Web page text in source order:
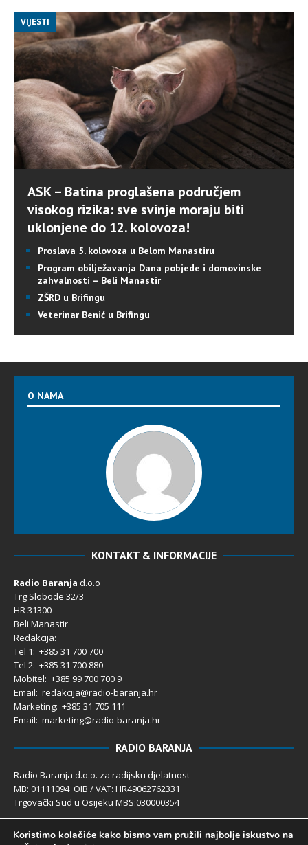
VIJESTI
ASK – Batina proglašena područjem
visokog rizika: sve svinje moraju biti
uklonjene do 12. kolovoza!
Proslava 5. kolovoza u Belom Manastiru
Program obilježavanja Dana pobjede i domovinske
zahvalnosti – Beli Manastir
ZŠRD u Brifingu
Veterinar Benić u Brifingu
O NAMA
KONTAKT & INFORMACIJE
Radio Baranja d.o.o
Trg Slobode 32/3
HR 31300
Beli Manastir
Redakcija:
Tel 1: +385 31 700 700
Tel 2: +385 31 700 880
Mobitel: +385 99 700 700 9
Email: redakcija@radio-baranja.hr
Marketing: +385 31 705 111
Email: marketing@radio-baranja.hr
RADIO BARANJA
Radio Baranja d.o.o. za radijsku djelatnost
MB: 01111094 OIB / VAT: HR49062762331
Trgovački Sud u Osijeku MBS:030000354
Temeljni kapital 2.600,00 € uplaćen u cijelosti
Koristimo kolačiće kako bismo vam pružili najbolje iskustvo na